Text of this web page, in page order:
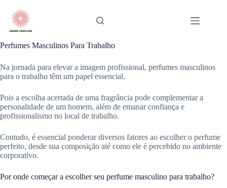
para
conteúdo
Perfumes Masculinos Para Trabalho
Na jornada para elevar a imagem profissional, perfumes masculinos
para o trabalho têm um papel essencial.
Pois a escolha acertada de uma fragrância pode complementar a
personalidade de um homem, além de emanar confiança e
profissionalismo no local de trabalho.
Contudo, é essencial ponderar diversos fatores ao escolher o perfume
perfeito, desde sua composição até como ele é percebido no ambiente
corporativo.
Por onde começar a escolher seu perfume masculino para trabalho?